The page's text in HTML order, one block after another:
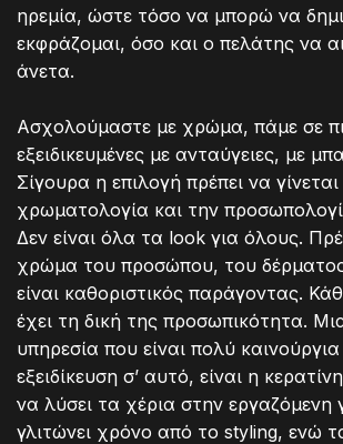
ηρεμία, ώστε τόσο να μπορώ να
εκφράζομαι, όσο και ο πελάτης να
άνετα.
Ασχολούμαστε με χρώμα, πάμε σε
εξειδικευμένες με ανταύγειες, με
Σίγουρα η επιλογή πρέπει να
χρωματολογία και την
Δεν είναι όλα τα look για όλους.
χρώμα του προσώπου, του
είναι καθοριστικός παράγοντας.
έχει τη δική της προσωπικότητα.
υπηρεσία που είναι πολύ
εξειδίκευση σ’ αυτό, είναι η
να λύσει τα χέρια στην εργαζόμενη
γλιτώνει χρόνο από το styling, ενώ